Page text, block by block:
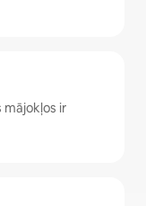
mājokļos ir